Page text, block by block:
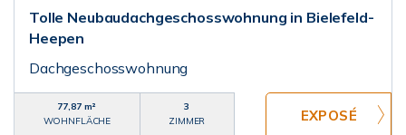
Tolle Neubaudachgeschosswohnung in Bielefeld-
Heepen
Dachgeschosswohnung
77,87 m²
WOHNFLÄCHE
3
ZIMMER